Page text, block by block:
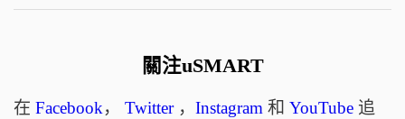
關注uSMART
在 Facebook， Twitter， Instagram和 YouTube追